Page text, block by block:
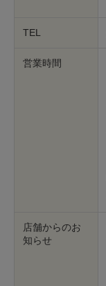
TEL
営業時間
店舗からのお
知らせ